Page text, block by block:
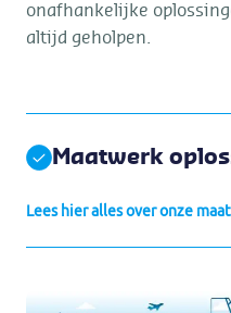
onafhankelijke
altijd geholpen.
Maatwerk
Lees hier alles over onze